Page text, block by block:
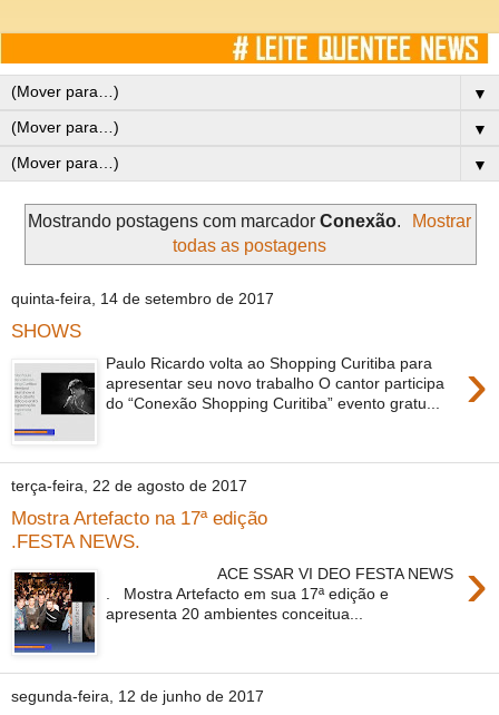
▼
▼
▼
Mostrando postagens com marcador Conexão.
Mostrar
todas as postagens
quinta-feira, 14 de setembro de 2017
SHOWS
›
Paulo Ricardo volta ao Shopping Curitiba para
apresentar seu novo trabalho O cantor participa
do “Conexão Shopping Curitiba” evento gratu...
terça-feira, 22 de agosto de 2017
Mostra Artefacto na 17ª edição
.FESTA NEWS.
›
ACE SSAR VI DEO FESTA NEWS
. Mostra Artefacto em sua 17ª edição e
apresenta 20 ambientes conceitua...
segunda-feira, 12 de junho de 2017